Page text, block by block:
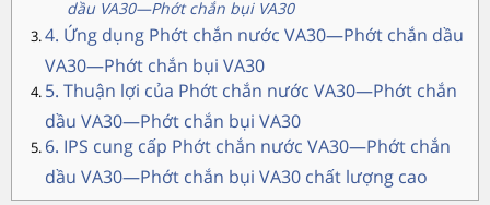
dầu VA30—Phớt chắn bụi VA30
4. Ứng dụng Phớt chắn nước VA30—Phớt chắn dầu
VA30—Phớt chắn bụi VA30
5. Thuận lợi của Phớt chắn nước VA30—Phớt chắn
dầu VA30—Phớt chắn bụi VA30
6. IPS cung cấp Phớt chắn nước VA30—Phớt chắn
dầu VA30—Phớt chắn bụi VA30 chất lượng cao